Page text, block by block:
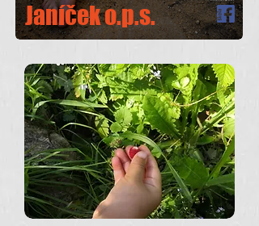
Janíček o.p.s.